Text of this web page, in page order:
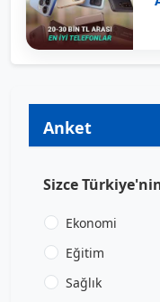
Anket
Sizce
Ekonomi
Eğitim
Sağlık